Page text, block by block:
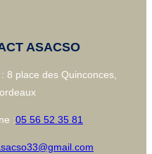
ASACSO
8 place des Quinconces,
:05 56 52 35 81